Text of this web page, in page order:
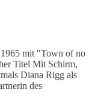
mit "Town of no
Titel Mit Schirm,
Diana Rigg als
des